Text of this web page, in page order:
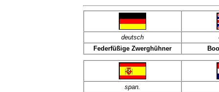
deutsch
Federfüßige Zwerghühner
span.